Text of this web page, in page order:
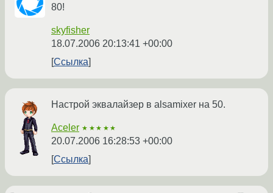
80!
skyfisher
18.07.2006 20:13:41 +00:00
Ссылка
Настрой эквалайзер в alsamixer на 50.
Aceler ★★★★★
20.07.2006 16:28:53 +00:00
Ссылка